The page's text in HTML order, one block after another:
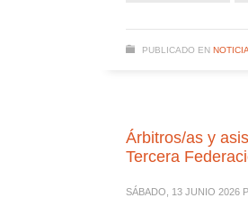
PUBLICADO EN
Árbitros/as y
Tercera
SÁBADO, 13 JUNIO 2026